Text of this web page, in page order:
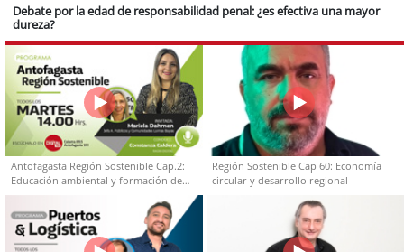
Debate por la edad de responsabilidad penal: ¿es efectiva una mayor
dureza?
Antofagasta Región Sostenible Cap.2:
Educación ambiental y formación de
capacidades técnicas
Región Sostenible Cap 60: Economía
circular y desarrollo regional